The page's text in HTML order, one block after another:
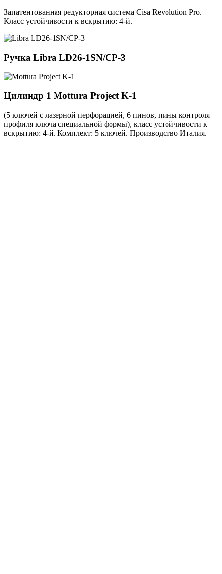
Запатентованная редукторная система Cisa Revolution Pro.
Класс устойчивости к вскрытию: 4-й.
Ручка Libra LD26-1SN/CP-3
Цилиндр 1 Mottura Project K-1
(5 ключей с лазерной перфорацией, 6 пинов, пины контроля
профиля ключа специальной формы), класс устойчивости к
вскрытию: 4-й. Комплект: 5 ключей. Производство Италия.